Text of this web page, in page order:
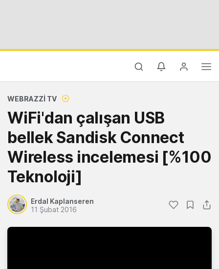
WEBRAZZI TV
WiFi'dan çalışan USB
bellek Sandisk Connect
Wireless incelemesi [%100
Teknoloji]
Erdal Kaplanseren
11 Şubat 2016